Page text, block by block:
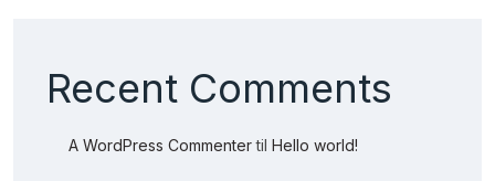
Recent Comments
A WordPress Commentertil Hello world!